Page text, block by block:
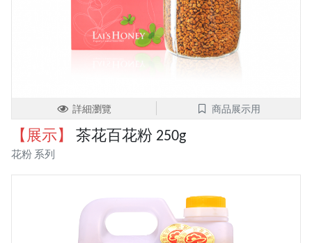
詳細瀏覽 商品展示用
【展示】 茶花百花粉 250g
花粉 系列